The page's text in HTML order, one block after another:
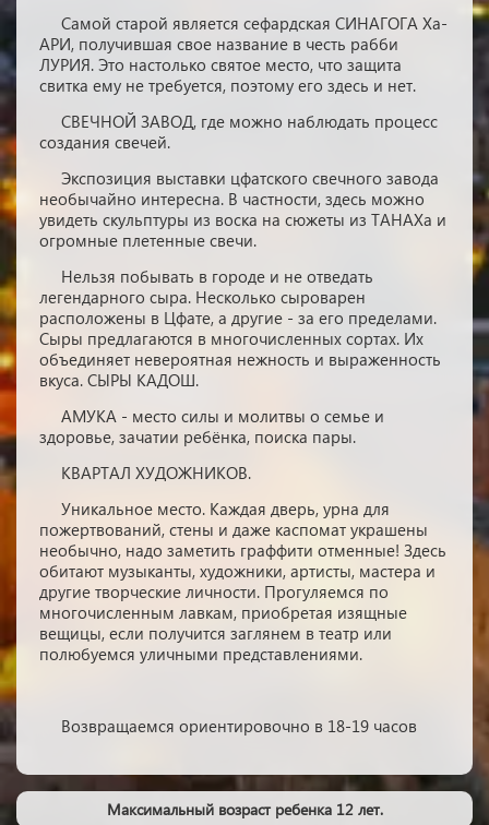
Самой старой является сефардская СИНАГОГА Ха-
АРИ, получившая свое название в честь рабби
ЛУРИЯ. Это настолько святое место, что защита
свитка ему не требуется, поэтому его здесь и нет.
СВЕЧНОЙ ЗАВОД, где можно наблюдать процесс
создания свечей.
Экспозиция выставки цфатского свечного завода
необычайно интересна. В частности, здесь можно
увидеть скульптуры из воска на сюжеты из ТАНАХа и
огромные плетенные свечи.
Нельзя побывать в городе и не отведать
легендарного сыра. Несколько сыроварен
расположены в Цфате, а другие - за его пределами.
Сыры предлагаются в многочисленных сортах. Их
объединяет невероятная нежность и выраженность
вкуса. СЫРЫ КАДОШ.
АМУКА - место силы и молитвы о семье и
здоровье, зачатии ребёнка, поиска пары.
КВАРТАЛ ХУДОЖНИКОВ.
Уникальное место. Каждая дверь, урна для
пожертвований, стены и даже каспомат украшены
необычно, надо заметить граффити отменные! Здесь
обитают музыканты, художники, артисты, мастера и
другие творческие личности. Прогуляемся по
многочисленным лавкам, приобретая изящные
вещицы, если получится заглянем в театр или
полюбуемся уличными представлениями.
Возвращаемся ориентировочно в 18-19 часов
Максимальный возраст ребенка 12 лет.